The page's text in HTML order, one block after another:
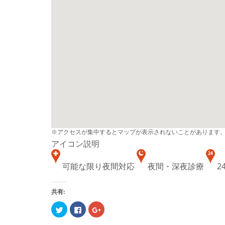
※アクセスが集中するとマップが表示されないことがあります。
アイコン説明
可能な限り夜間対応 夜間・深夜診療
共有:
ク
リ
Facebook
で
ク
リ